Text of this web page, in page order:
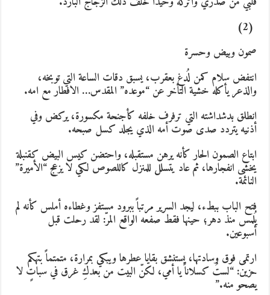
وبيض وحسرة
سلام كمن لُدغ بعقرب، يسبق دقات الساعة التي توبخه،
يأكله خشية التأخر عن “موعده” المقدس… الافطار مع امه.
بدشداشته التي ترفرف خلفه كأجنحة مكسورة، يركض وفي
يتردد صدى صوت أمه الذي يجلد كسل صبحه.
الصمون الحار كأنه يرهن مستقبله، واحتضن كيس البيض كقنبلة
انفجارها، ثم عاد يتسلل للمنزل كاللصوص لكي لا يزعج “الأميرة”
الباب ببطء، ليجد السرير مرتباً ببرود مستفز وغطاءه أملس كأنه لم
منذ دهر؛ حينها فقط صفعه الواقع المرّ: لقد رحلت قبل
فوق وسادتها، يستنشق بقايا عطرها ويبكي بمرارة، متمتماً بتهكم
“لستُ كسلاناً يا أمي، لكنّ البيت من بعدكِ غرق في سباتٍ لا
منه.”